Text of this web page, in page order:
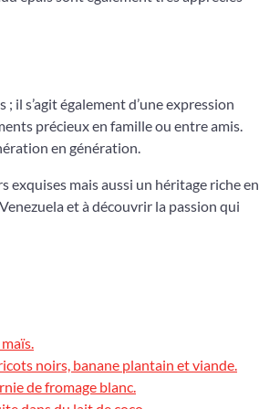
il s’agit également d’une expression
précieux en famille ou entre amis.
en génération.
exquises mais aussi un héritage riche en
et à découvrir la passion qui
noirs, banane plantain et viande.
de fromage blanc.